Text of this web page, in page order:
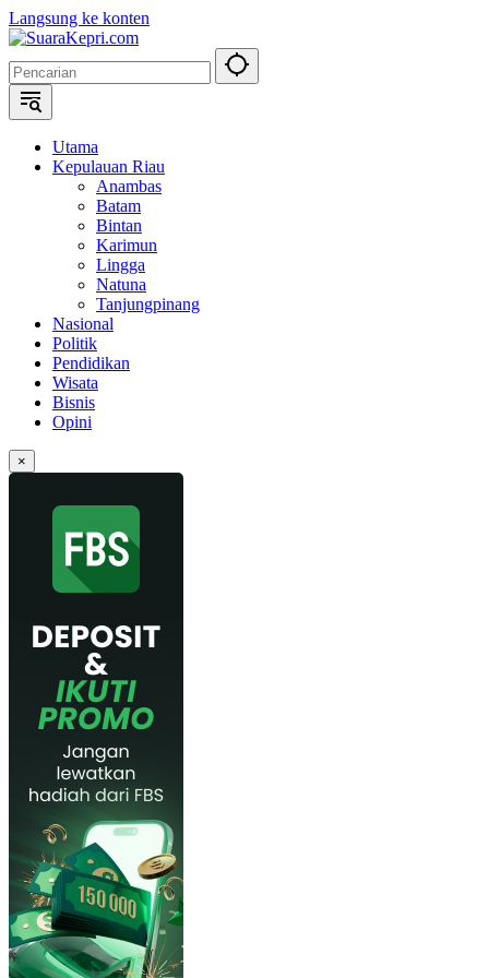
Langsung ke konten
Utama
Kepulauan Riau
Anambas
Batam
Bintan
Karimun
Lingga
Natuna
Tanjungpinang
Nasional
Politik
Pendidikan
Wisata
Bisnis
Opini
×